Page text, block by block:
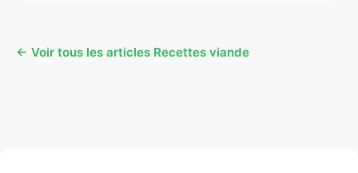
← Voir tous les articles Recettes viande